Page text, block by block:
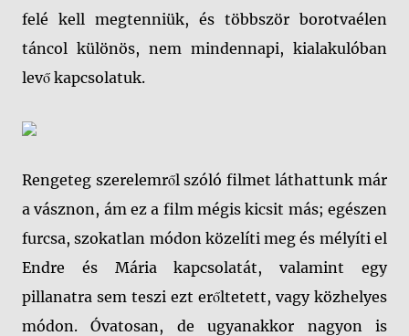
felé kell megtenniük, és többször borotvaélen
táncol különös, nem mindennapi, kialakulóban
levő kapcsolatuk.
Rengeteg szerelemről szóló filmet láthattunk már
a vásznon, ám ez a film mégis kicsit más; egészen
furcsa, szokatlan módon közelíti meg és mélyíti el
Endre és Mária kapcsolatát, valamint egy
pillanatra sem teszi ezt erőltetett, vagy közhelyes
módon. Óvatosan, de ugyanakkor nagyon is